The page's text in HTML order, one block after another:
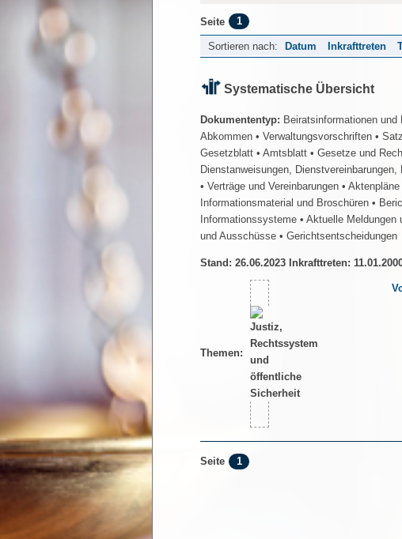
Seite 1
Sortieren nach: Datum Inkrafttreten
Systematische Übersicht
Dokumententyp: Beiratsinformationen und
Abkommen • Verwaltungsvorschriften •
Gesetzblatt • Amtsblatt • Gesetze und
Dienstanweisungen,
• Verträge und Vereinbarungen • Aktenpläne
Informationsmaterial und Broschüren •
Informationssysteme • Aktuelle Meldungen
und Ausschüsse • Gerichtsentscheidungen
Stand: 26.06.2023 Inkrafttreten:
Themen:
Seite 1